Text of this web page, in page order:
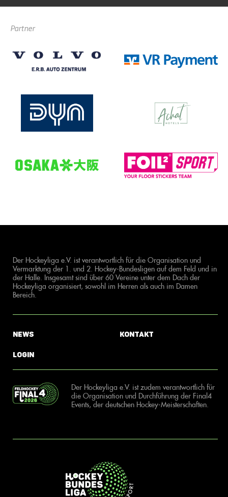
Partner
Der Hockeyliga e.V. ist verantwortlich für die Organisation und
Vermarktung der 1. und 2. Hockey-Bundesligen auf dem Feld und in
der Halle. Insgesamt sind über 60 Vereine unter dem Dach der
Hockeyliga organisiert, sowohl im Herren als auch im Damen
Bereich.
News
Login
Kontakt
Der Hockeyliga e.V. ist zudem verantwortlich für
die Organisation und Durchführung der Final4
Events, der deutschen Hockey-Meisterschaften.